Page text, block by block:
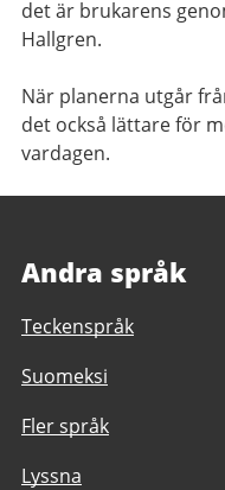
det är brukarens
Hallgren.
När planerna utgår
det också lättare för
vardagen.
Andra språk
Teckenspråk
Suomeksi
Fler språk
Lyssna